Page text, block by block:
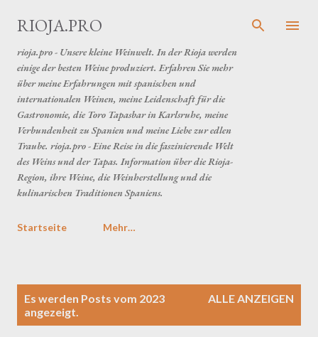
RIOJA.PRO
rioja.pro - Unsere kleine Weinwelt. In der Rioja werden
einige der besten Weine produziert. Erfahren Sie mehr
über meine Erfahrungen mit spanischen und
internationalen Weinen, meine Leidenschaft für die
Gastronomie, die Toro Tapasbar in Karlsruhe, meine
Verbundenheit zu Spanien und meine Liebe zur edlen
Traube. rioja.pro - Eine Reise in die faszinierende Welt
des Weins und der Tapas. Information über die Rioja-
Region, ihre Weine, die Weinherstellung und die
kulinarischen Traditionen Spaniens.
Startseite Mehr…
Es werden Posts vom 2023
angezeigt.
ALLE ANZEIGEN